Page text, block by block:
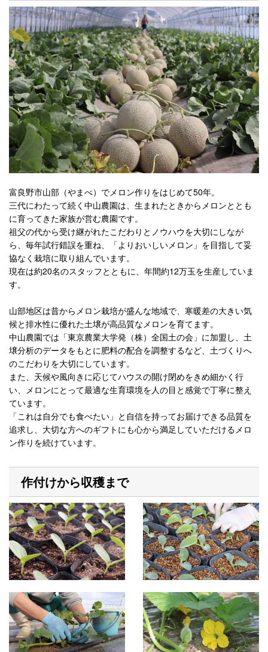
富良野市山部（やまべ）でメロン作りをはじめて50年。
三代にわたって続く中山農園は、生まれたときからメロンととも
に育ってきた家族が営む農園です。
祖父の代から受け継がれたこだわりとノウハウを大切にしなが
ら、毎年試行錯誤を重ね、「よりおいしいメロン」を目指して妥
協なく栽培に取り組んでいます。
現在は約20名のスタッフとともに、年間約12万玉を生産していま
す。
山部地区は昔からメロン栽培が盛んな地域で、寒暖差の大きい気
候と排水性に優れた土壌が高品質なメロンを育てます。
中山農園では「東京農業大学発（株）全国土の会」に加盟し、土
壌分析のデータをもとに肥料の配合を調整するなど、土づくりへ
のこだわりを大切にしています。
また、天候や風向きに応じてハウスの開け閉めをきめ細かく行
い、メロンにとって最適な生育環境を人の目と感覚で丁寧に整え
ています。
「これは自分でも食べたい」と自信を持ってお届けできる品質を
追求し、大切な方へのギフトにも心から満足していただけるメロ
ン作りを続けています。
作付けから収穫まで